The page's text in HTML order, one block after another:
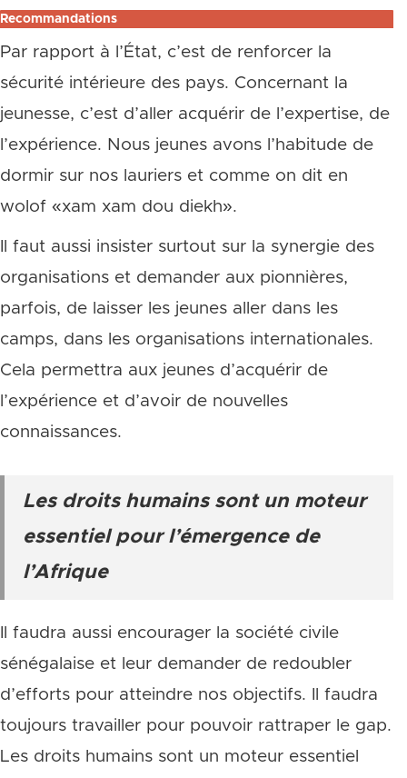
Recommandations
Par rapport à l’État, c’est de renforcer la
sécurité intérieure des pays. Concernant la
jeunesse, c’est d’aller acquérir de l’expertise, de
l’expérience. Nous jeunes avons l’habitude de
dormir sur nos lauriers et comme on dit en
wolof «xam xam dou diekh».
Il faut aussi insister surtout sur la synergie des
organisations et demander aux pionnières,
parfois, de laisser les jeunes aller dans les
camps, dans les organisations internationales.
Cela permettra aux jeunes d’acquérir de
l’expérience et d’avoir de nouvelles
connaissances.
Les droits humains sont un moteur
essentiel pour l’émergence de
l’Afrique
Il faudra aussi encourager la société civile
sénégalaise et leur demander de redoubler
d’efforts pour atteindre nos objectifs. Il faudra
toujours travailler pour pouvoir rattraper le gap.
Les droits humains sont un moteur essentiel